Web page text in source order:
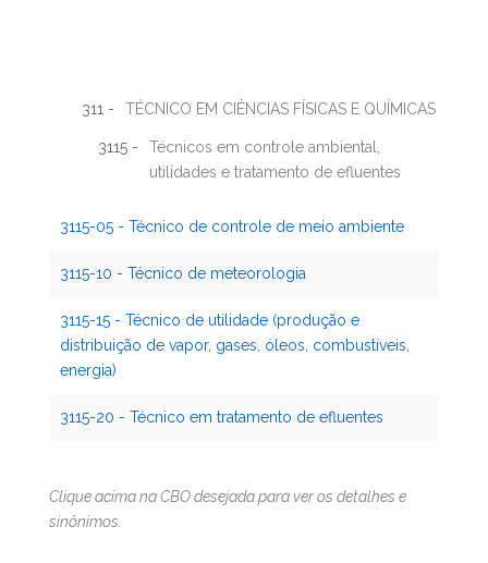
311 - TÉCNICO EM CIÊNCIAS FÍSICAS E QUÍMICAS
3115 -
Técnicos em controle ambiental,
utilidades e tratamento de efluentes
3115-05 - Técnico de controle de meio ambiente
3115-10 - Técnico de meteorologia
3115-15 - Técnico de utilidade (produção e
distribuição de vapor, gases, óleos, combustíveis,
energia)
3115-20 - Técnico em tratamento de efluentes
Clique acima na CBO desejada para ver os detalhes e
sinônimos.